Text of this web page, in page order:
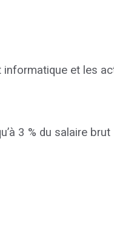
informatique et les
3 % du salaire brut